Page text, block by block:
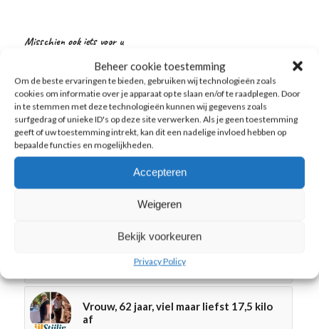
Beheer cookie toestemming
Om de beste ervaringen te bieden, gebruiken wij technologieën zoals
cookies om informatie over je apparaat op te slaan en/of te raadplegen. Door
in te stemmen met deze technologieën kunnen wij gegevens zoals
surfgedrag of unieke ID's op deze site verwerken. Als je geen toestemming
geeft of uw toestemming intrekt, kan dit een nadelige invloed hebben op
bepaalde functies en mogelijkheden.
Accepteren
Weigeren
Bekijk voorkeuren
Privacy Policy
Misschien ook iets voor u
Vrouw – 50 jaar, verloor 18,6 kilo met
ons Traject
Overgangsklachten voorkomen met
dit recept!
droge huid?
Vrouw, 62 jaar, viel maar liefst 17,5 kilo
af